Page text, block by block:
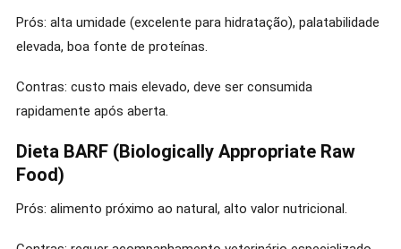
Prós: alta umidade (excelente para hidratação), palatabilidade
elevada, boa fonte de proteínas.
Contras: custo mais elevado, deve ser consumida
rapidamente após aberta.
Dieta BARF (Biologically Appropriate Raw
Food)
Prós: alimento próximo ao natural, alto valor nutricional.